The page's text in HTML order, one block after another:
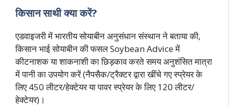
किसान साथी क्या करें?
एडवाइजरी में भारतीय सोयाबीन अनुसंधान संस्थान ने बताया की,
किसान भाई सोयाबीन की फसल Soybean Advice में
कीटनाशक या शाकनाशी का छिड़काव करते समय अनुशंसित मात्रा
में पानी का उपयोग करें (नैपसैक/ट्रैक्टर द्वारा खींचे गए स्प्रेयर के
लिए 450 लीटर/हेक्टेयर या पावर स्प्रेयर के लिए 120 लीटर/
हेक्टेयर)।